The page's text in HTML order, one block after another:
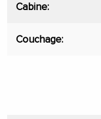
Cabine
Couchage